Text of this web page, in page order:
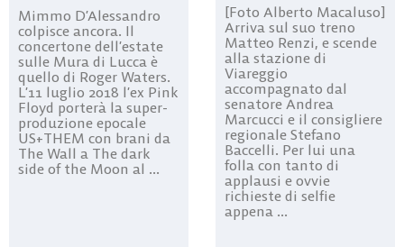
Mimmo D’Alessandro
colpisce ancora. Il
concertone dell’estate
sulle Mura di Lucca è
quello di Roger Waters.
L’11 luglio 2018 l’ex Pink
Floyd porterà la super-
produzione epocale
US+THEM con brani da
The Wall a The dark
side of the Moon al ...
[Foto Alberto Macaluso]
Arriva sul suo treno
Matteo Renzi, e scende
alla stazione di
Viareggio
accompagnato dal
senatore Andrea
Marcucci e il consigliere
regionale Stefano
Baccelli. Per lui una
folla con tanto di
applausi e ovvie
richieste di selfie
appena ...